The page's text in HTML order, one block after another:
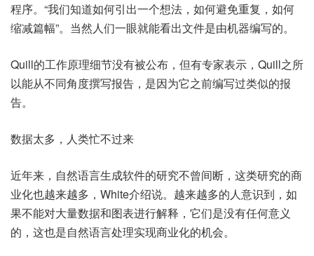
程序。“我们知道如何引出一个想法，如何避免重复，如何
缩减篇幅”。当然人们一眼就能看出文件是由机器编写的。
Quill的工作原理细节没有被公布，但有专家表示，Quill之所
以能从不同角度撰写报告，是因为它之前编写过类似的报
告。
数据太多，人类忙不过来
近年来，自然语言生成软件的研究不曾间断，这类研究的商
业化也越来越多，White介绍说。越来越多的人意识到，如
果不能对大量数据和图表进行解释，它们是没有任何意义
的，这也是自然语言处理实现商业化的机会。